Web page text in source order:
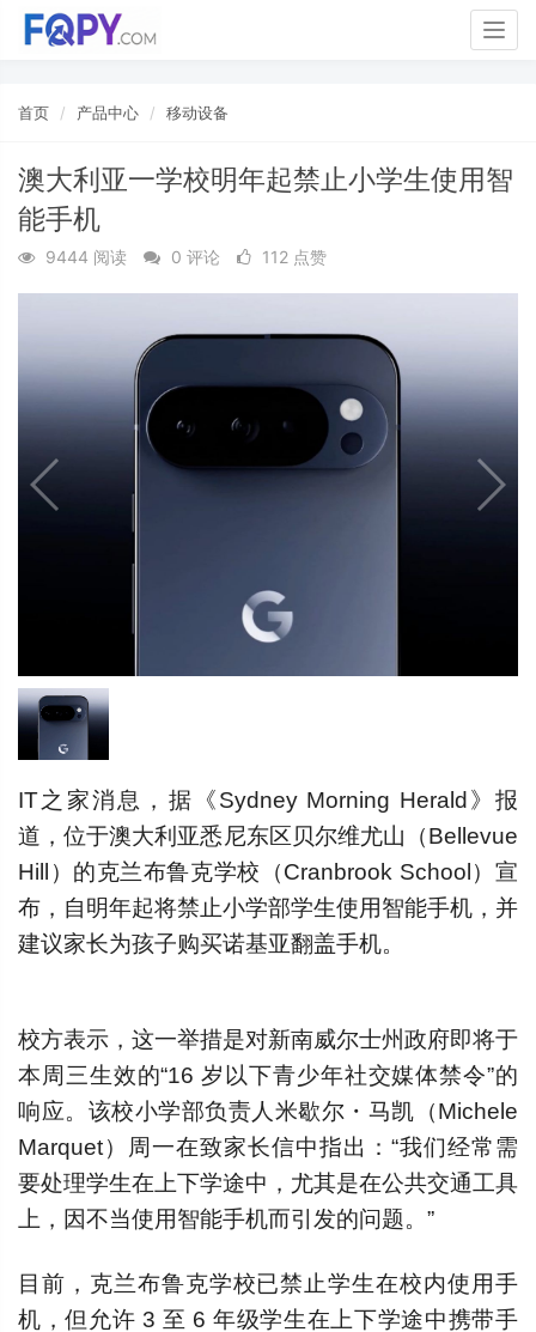
首页 产品中心 移动设备
澳大利亚一学校明年起禁止小学生使用智
能手机
9444 阅读 0 评论 112 点赞
IT之家消息，据《Sydney Morning Herald》报
道，位于澳大利亚悉尼东区贝尔维尤山（Bellevue
Hill）的克兰布鲁克学校（Cranbrook School）宣
布，自明年起将禁止小学部学生使用智能手机，并
建议家长为孩子购买诺基亚翻盖手机。
校方表示，这一举措是对新南威尔士州政府即将于
本周三生效的“16 岁以下青少年社交媒体禁令”的
响应。该校小学部负责人米歇尔・马凯（Michele
Marquet）周一在致家长信中指出：“我们经常需
要处理学生在上下学途中，尤其是在公共交通工具
上，因不当使用智能手机而引发的问题。”
目前，克兰布鲁克学校已禁止学生在校内使用手
机，但允许 3 至 6 年级学生在上下学途中携带手